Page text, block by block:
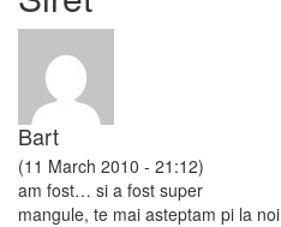
Bart
(11 March 2010 - 21:12)
am fost… si a fost super
mangule, te mai asteptam pi la noi